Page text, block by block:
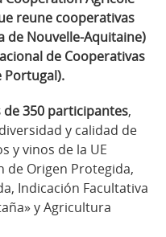
reune cooperativas
de Nouvelle-Aquitaine)
de Cooperativas
Portugal).
350 participantes,
y calidad de
y vinos de la UE
Origen Protegida,
Indicación Facultativa
y Agricultura